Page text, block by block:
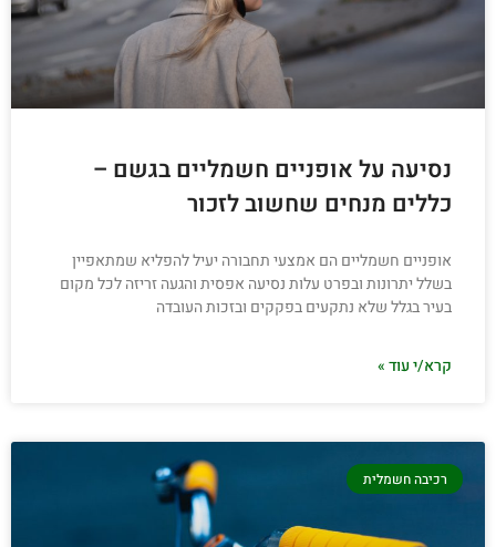
נסיעה על אופניים חשמליים בגשם –
כללים מנחים שחשוב לזכור
אופניים חשמליים הם אמצעי תחבורה יעיל להפליא שמתאפיין
בשלל יתרונות ובפרט עלות נסיעה אפסית והגעה זריזה לכל מקום
בעיר בגלל שלא נתקעים בפקקים ובזכות העובדה
קרא/י עוד »
רכיבה חשמלית